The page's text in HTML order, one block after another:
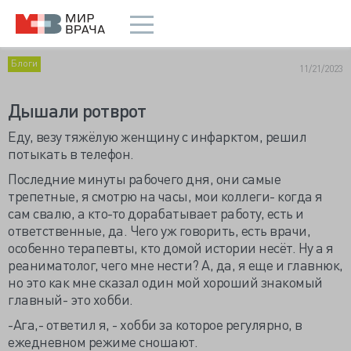
Блоги 11/21/2023
Дышали ротврот
Еду, везу тяжёлую женщину с инфарктом, решил
потыкать в телефон.
Последние минуты рабочего дня, они самые
трепетные, я смотрю на часы, мои коллеги- когда я
сам свалю, а кто-то дорабатывает работу, есть и
ответственные, да. Чего уж говорить, есть врачи,
особенно терапевты, кто домой истории несёт. Ну а я
реаниматолог, чего мне нести? А, да, я еще и главнюк,
но это как мне сказал один мой хороший знакомый
главный- это хобби.
-Ага,- ответил я, - хобби за которое регулярно, в
ежедневном режиме сношают.